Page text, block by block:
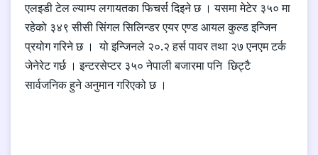
एलइडी टेल ल्याम्प लगायतका फिचर्स दिइने छ । यसमा मेटेर ३५० मा
रहेको ३४९ सीसी सिंगल सिलिन्डर एयर एण्ड आयल कुल्ड इन्जिन
प्रयोग गरिने छ । यो इन्जिनले २०.२ हर्स पावर तथा २७ एनएम टर्क
जेनेरेट गर्छ । इन्टरसेप्टर ३५० नेपाली बजारमा पनि छिट्टै
सार्वजनिक हुने अनुमान गरिएको छ ।